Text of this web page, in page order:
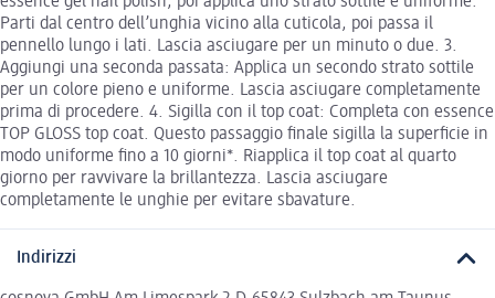
Parti dal centro dell’unghia vicino alla cuticola, poi passa il
pennello lungo i lati. Lascia asciugare per un minuto o due. 3.
Aggiungi una seconda passata: Applica un secondo strato sottile
per un colore pieno e uniforme. Lascia asciugare completamente
prima di procedere. 4. Sigilla con il top coat: Completa con essence
TOP GLOSS top coat. Questo passaggio finale sigilla la superficie in
modo uniforme fino a 10 giorni*. Riapplica il top coat al quarto
giorno per ravvivare la brillantezza. Lascia asciugare
completamente le unghie per evitare sbavature.
Indirizzi